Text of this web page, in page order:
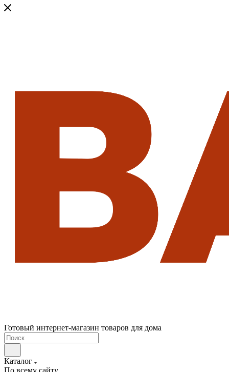
Готовый интернет-магазин товаров для дома
Каталог
По всему сайту